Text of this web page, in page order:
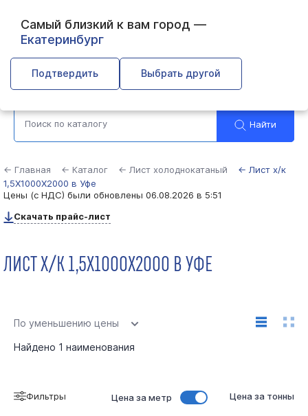
Самый близкий к вам город —
Екатеринбург
Подтвердить Выбрать другой
Уфа
Найти
← Главная ← Каталог ← Лист холоднокатаный
← Лист х/к
1,5Х1000Х2000 в Уфе
Цены (с НДС) были обновлены 06.08.2026 в 5:51
Скачать прайс-лист
ЛИСТ Х/К 1,5Х1000Х2000 В УФЕ
По уменьшению цены
Найдено 1 наименования
Фильтры Цена за метр Цена за тонны